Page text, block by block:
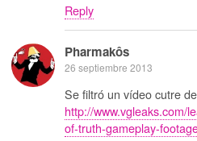
Reply
Pharmakôs
26 septiembre 2013
Se filtró un vídeo cutre
http://www.vgleaks.com/
of-truth-gameplay-